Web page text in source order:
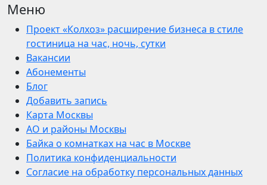
Меню
Проект «Колхоз» расширение бизнеса в стиле
гостиница на час, ночь, сутки
Вакансии
Абонементы
Блог
Добавить запись
Карта Москвы
АО и районы Москвы
Байка о комнатках на час в Москве
Политика конфиденциальности
Согласие на обработку персональных данных